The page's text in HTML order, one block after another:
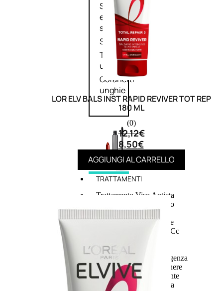
Smalto
effetti
speciali
Solvente
Trattamenti
unghie
Cofanetti
unghie
TRATTAMENTI
Trattamento Viso Antieta
Trattamento Viso Giorno
Trattamento Viso 24 Ore
Trattamento Viso Bb E Cc
Trattamento Viso Occhi
Trattamento Viso Detergenza
Trattamento Viso Maschere
Trattamento Viso Idratante
Trattamento Viso Labbra
LOR ELV BALS INST RAPID REVIVER TOT REP
180 ML
(0)
12,12€
8,50€
AGGIUNGI AL CARRELLO